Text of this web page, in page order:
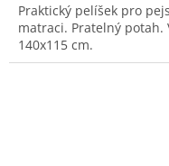
Praktický pelíšek pro
matraci. Pratelný potah.
140x115 cm.